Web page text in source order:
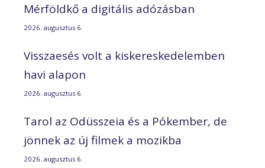
Mérföldkő a digitális adózásban
2026. augusztus 6.
Visszaesés volt a kiskereskedelemben
havi alapon
2026. augusztus 6.
Tarol az Odüsszeia és a Pókember, de
jönnek az új filmek a mozikba
2026. augusztus 6.